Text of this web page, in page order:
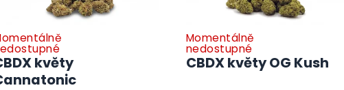
k
t
ů
květy
CBDX květy OG Kush
Momentálně
nedostupné